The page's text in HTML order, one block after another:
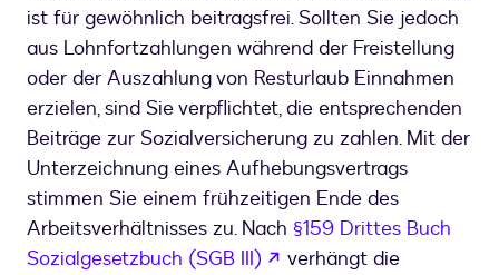
ist für gewöhnlich beitragsfrei. Sollten Sie jedoch
aus Lohnfortzahlungen während der Freistellung
oder der Auszahlung von Resturlaub Einnahmen
erzielen, sind Sie verpflichtet, die entsprechenden
Beiträge zur Sozialversicherung zu zahlen. Mit der
Unterzeichnung eines Aufhebungsvertrags
stimmen Sie einem frühzeitigen Ende des
Arbeitsverhältnisses zu. Nach §159 Drittes Buch
Sozialgesetzbuch (SGB III)
wird in einem neuen
verhängt die